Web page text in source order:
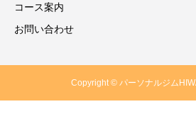
コース案内
お問い合わせ
Copyright © パーソナルジム